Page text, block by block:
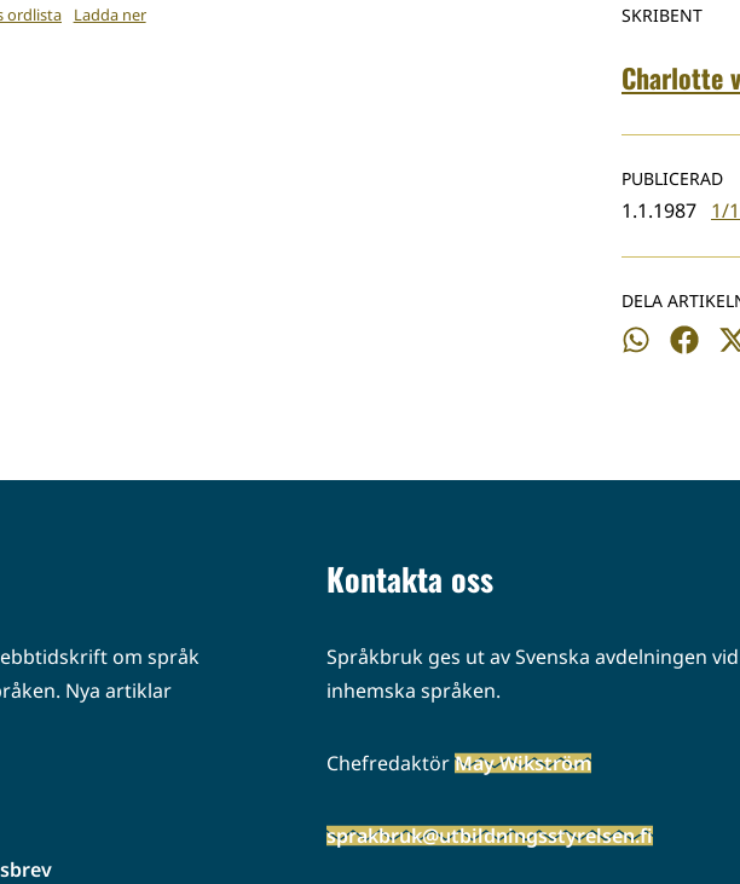
SKRIBENT
Charlotte
PUBLICERAD
1.1.1987 1/
DELA
Dela
Dela
ordlista Ladda ner
om språk
Nya artiklar
Kontakta oss
Språkbruk ges ut av Svenska avdelningen
inhemska språken.
ChefredaktörMay Wikström
sprakbruk@utbildningsstyrelsen.fi